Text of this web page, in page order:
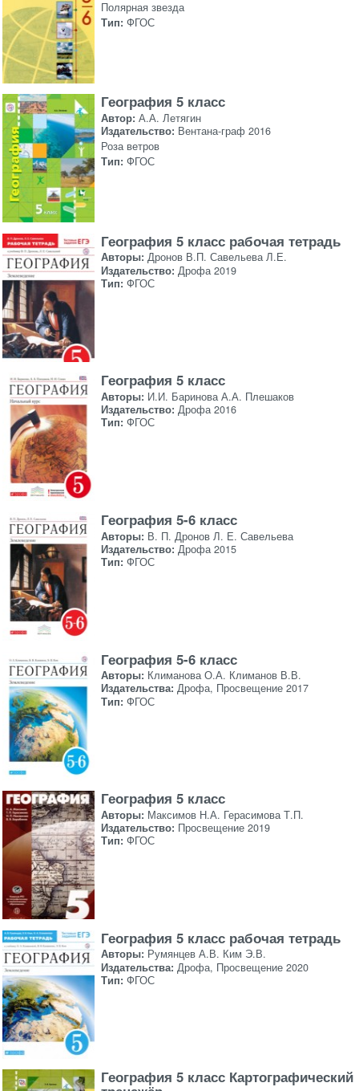
Полярная звезда
Тип: ФГОС
География 5 класс
Автор: А.А. Летягин
Издательство: Вентана-граф 2016
Роза ветров
Тип: ФГОС
География 5 класс рабочая тетрадь
Авторы: Дронов В.П. Савельева Л.Е.
Издательство: Дрофа 2019
Тип: ФГОС
География 5 класс
Авторы: И.И. Баринова А.А. Плешаков
Издательство: Дрофа 2016
Тип: ФГОС
География 5-6 класс
Авторы: В. П. Дронов Л. Е. Савельева
Издательство: Дрофа 2015
Тип: ФГОС
География 5-6 класс
Авторы: Климанова О.А. Климанов В.В.
Издательства: Дрофа, Просвещение 2017
Тип: ФГОС
География 5 класс
Авторы: Максимов Н.А. Герасимова Т.П.
Издательство: Просвещение 2019
Тип: ФГОС
География 5 класс рабочая тетрадь
Авторы: Румянцев А.В. Ким Э.В.
Издательства: Дрофа, Просвещение 2020
Тип: ФГОС
География 5 класс Картографический